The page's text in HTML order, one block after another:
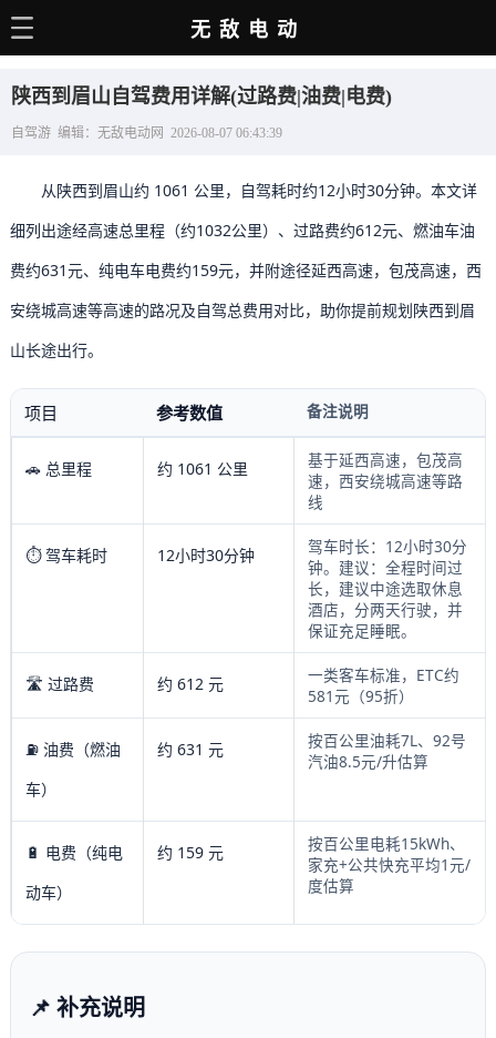
电动百科
充电站
用车百科
销量榜
经销商
无敌电动
陕西到眉山自驾费用详解(过路费|油费|电费)
自驾游 编辑：无敌电动网 2026-08-07 06:43:39
从陕西到眉山约 1061 公里，自驾耗时约12小时30分钟。本文详
细列出途经高速总里程（约1032公里）、过路费约612元、燃油车油
费约631元、纯电车电费约159元，并附途径延西高速，包茂高速，西
安绕城高速等高速的路况及自驾总费用对比，助你提前规划陕西到眉
山长途出行。
项目 参考数值 备注说明
🚗 总里程 约 1061 公里
基于延西高速，包茂高
速，西安绕城高速等路
线
⏱️ 驾车耗时 12小时30分钟
驾车时长：12小时30分
钟。建议：全程时间过
长，建议中途选取休息
酒店，分两天行驶，并
保证充足睡眠。
🛣️ 过路费 约 612 元
一类客车标准，ETC约
581元（95折）
⛽ 油费（燃油
车）
约 631 元
按百公里油耗7L、92号
汽油8.5元/升估算
🔋 电费（纯电
动车）
约 159 元
按百公里电耗15kWh、
家充+公共快充平均1元/
度估算
📌 补充说明